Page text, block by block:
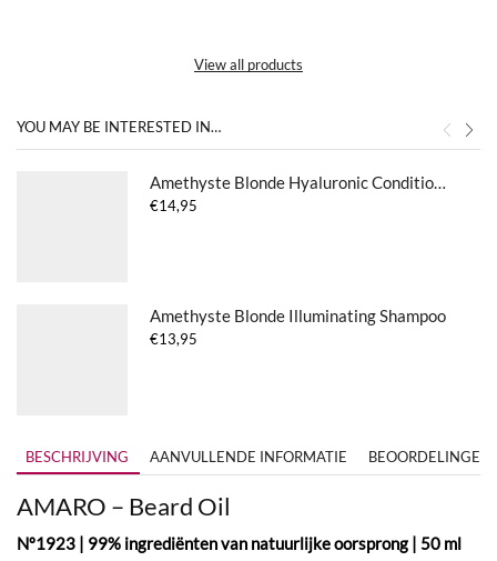
View all products
YOU MAY BE INTERESTED IN…
Amethyste Blonde Hyaluronic Conditioner
€14,95
Amethyste Blonde Illuminating Shampoo
€13,95
BESCHRIJVING AANVULLENDE INFORMATIE BEOORDELINGEN
AMARO – Beard Oil
Nº1923 | 99% ingrediënten van natuurlijke oorsprong | 50 ml